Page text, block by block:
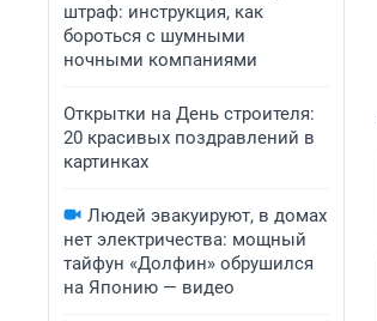
штраф: инструкция, как
бороться с шумными
ночными компаниями
Открытки на День строителя:
20 красивых поздравлений в
картинках
Людей эвакуируют, в домах
нет электричества: мощный
тайфун «Долфин» обрушился
на Японию — видео